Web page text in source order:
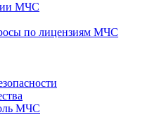
МЧС
по лицензиям МЧС
МЧС